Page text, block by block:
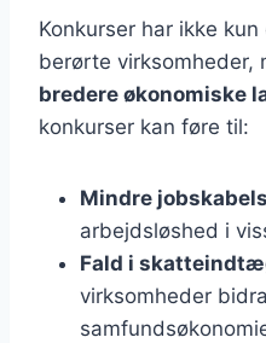
Konkurser har ikke
berørte virksomheder,
bredere økonomiske
konkurser kan føre til:
Mindre
arbejdsløshed i
Fald i
virksomheder